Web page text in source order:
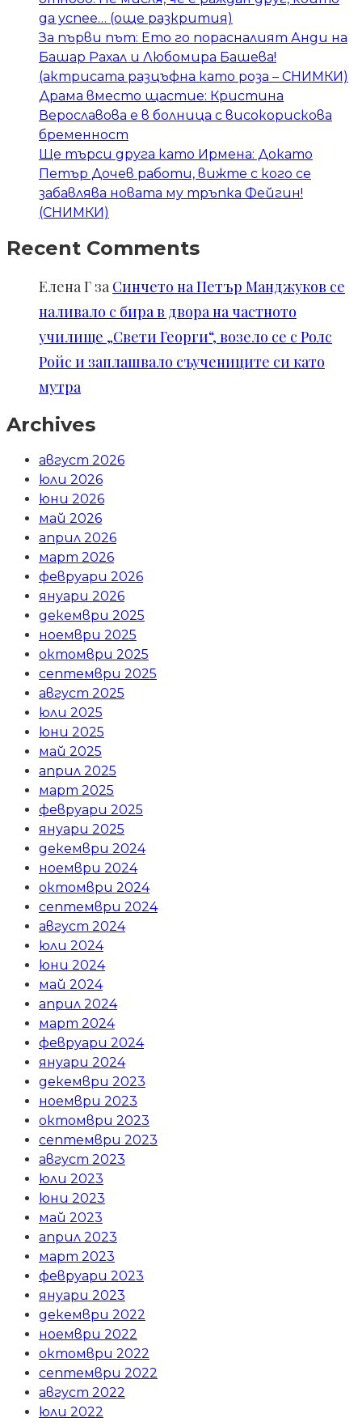
да успее… (още разкрития)
За първи път: Ето го порасналият Анди на
Башар Рахал и Любомира Башева!
(актрисата разцъфна като роза – СНИМКИ)
Драма вместо щастие: Кристина
Верославова е в болница с високорискова
бременност
Ще търси друга като Ирмена: Докато
Петър Дочев работи, вижте с кого се
забавлява новата му тръпка Фейгин!
(СНИМКИ)
Recent Comments
Елена Г за Синчето на Петър Манджуков се
наливало с бира в двора на частното
училище „Свети Георги“, возело се с Ролс
Ройс и заплашвало съучениците си като
мутра
Archives
август 2026
юли 2026
юни 2026
май 2026
април 2026
март 2026
февруари 2026
януари 2026
декември 2025
ноември 2025
октомври 2025
септември 2025
август 2025
юли 2025
юни 2025
май 2025
април 2025
март 2025
февруари 2025
януари 2025
декември 2024
ноември 2024
октомври 2024
септември 2024
август 2024
юли 2024
юни 2024
май 2024
април 2024
март 2024
февруари 2024
януари 2024
декември 2023
ноември 2023
октомври 2023
септември 2023
август 2023
юли 2023
юни 2023
май 2023
април 2023
март 2023
февруари 2023
януари 2023
декември 2022
ноември 2022
октомври 2022
септември 2022
август 2022
юли 2022